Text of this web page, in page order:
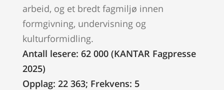
arbeid, og et bredt fagmiljø innen
formgivning, undervisning og
kulturformidling.
Antall lesere: 62 000 (KANTAR Fagpresse
2025)
Opplag: 22 363; Frekvens: 5